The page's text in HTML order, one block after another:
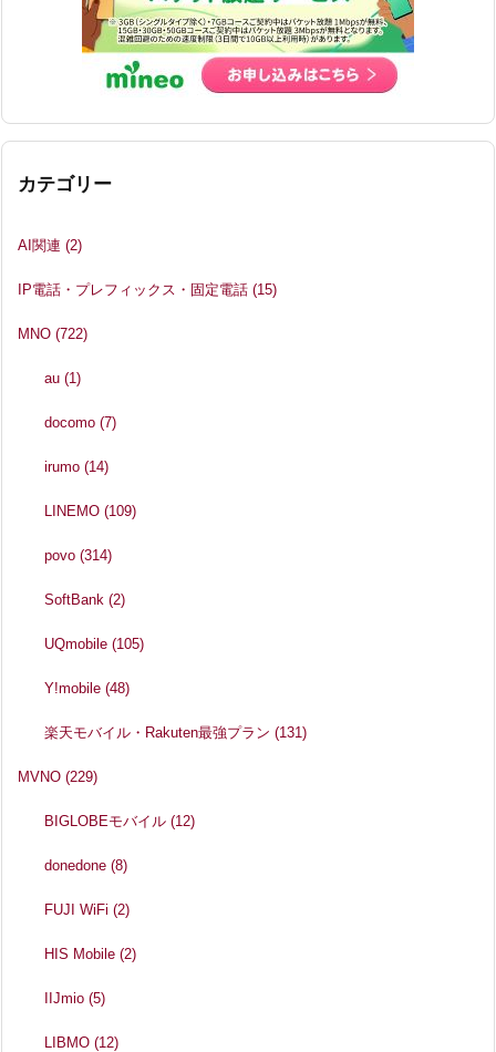
カテゴリー
AI関連 (2)
IP電話・プレフィックス・固定電話 (15)
MNO (722)
au(1)
docomo(7)
irumo(14)
LINEMO(109)
povo(314)
SoftBank(2)
UQmobile(105)
Y!mobile(48)
楽天モバイル・Rakuten最強プラン(131)
MVNO (229)
BIGLOBEモバイル(12)
donedone(8)
FUJI WiFi(2)
HIS Mobile(2)
IIJmio(5)
LIBMO(12)